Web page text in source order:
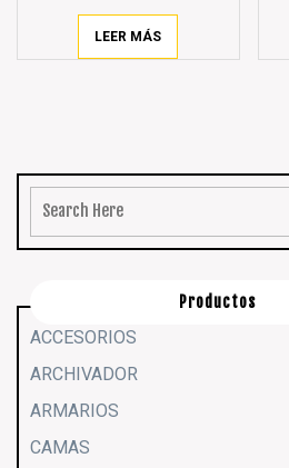
LEER MÁS
Productos
ACCESORIOS
ARCHIVADOR
ARMARIOS
CAMAS